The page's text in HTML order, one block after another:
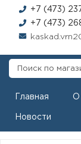
+7 (473)
+7 (473)
Главная О
Новости